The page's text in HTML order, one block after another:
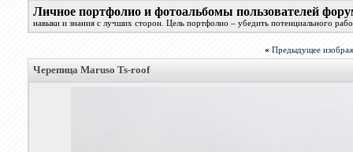
Личное портфолио и фотоальбомы пользователей
навыки и знания с лучших сторон. Цель портфолио – убедить потенциального
« Предыдущее
Черепица Maruso Ts-roof